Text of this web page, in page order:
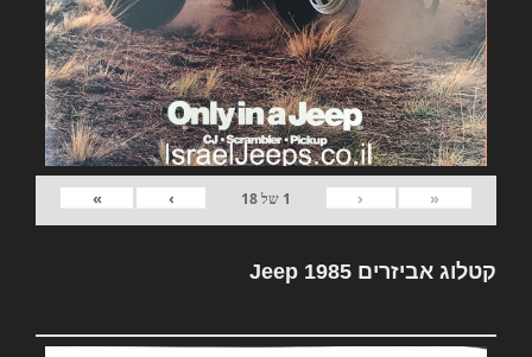
«
‹
1 של18
›
»
קטלוג אביזרים Jeep 1985